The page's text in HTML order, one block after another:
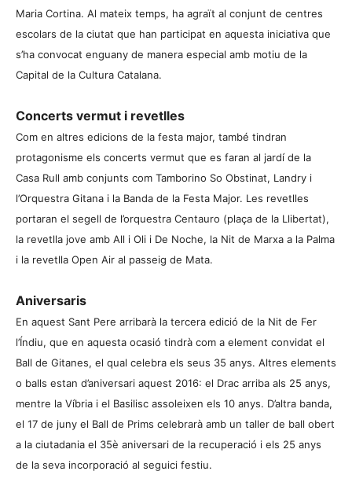
Maria Cortina. Al mateix temps, ha agraït al conjunt de centres
escolars de la ciutat que han participat en aquesta iniciativa que
s’ha convocat enguany de manera especial amb motiu de la
Capital de la Cultura Catalana.
Concerts vermut i revetlles
Com en altres edicions de la festa major, també tindran
protagonisme els concerts vermut que es faran al jardí de la
Casa Rull amb conjunts com Tamborino So Obstinat, Landry i
l’Orquestra Gitana i la Banda de la Festa Major. Les revetlles
portaran el segell de l’orquestra Centauro (plaça de la Llibertat),
la revetlla jove amb All i Oli i De Noche, la Nit de Marxa a la Palma
i la revetlla Open Air al passeig de Mata.
Aniversaris
En aquest Sant Pere arribarà la tercera edició de la Nit de Fer
l’Índiu, que en aquesta ocasió tindrà com a element convidat el
Ball de Gitanes, el qual celebra els seus 35 anys. Altres elements
o balls estan d’aniversari aquest 2016: el Drac arriba als 25 anys,
mentre la Víbria i el Basilisc assoleixen els 10 anys. D’altra banda,
el 17 de juny el Ball de Prims celebrarà amb un taller de ball obert
a la ciutadania el 35è aniversari de la recuperació i els 25 anys
de la seva incorporació al seguici festiu.